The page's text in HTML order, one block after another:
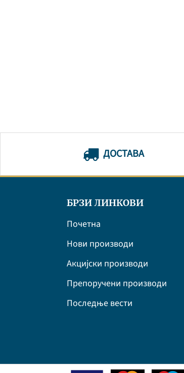
ДОСТАВА
БРЗИ ЛИНКОВИ
Почетна
Нови производи
Акцијски производи
Препоручени производи
Последње вести